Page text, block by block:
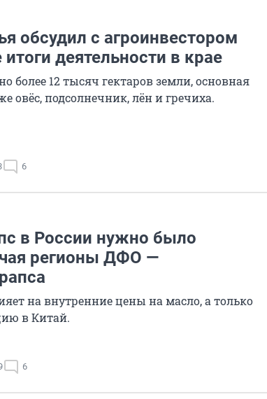
обсудил с агроинвестором
деятельности в крае
более 12 тысяч гектаров земли, основная
овёс, подсолнечник, лён и гречиха.
6
в России нужно было
регионы ДФО —
на внутренние цены на масло, а только
в Китай.
6